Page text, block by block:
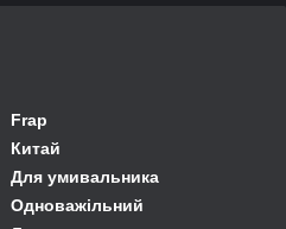
Frap
Китай
Для умивальника
Одноважільний